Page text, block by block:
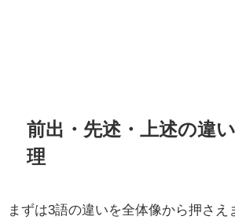
前出・先述・上述の違
理
まずは3語の違いを全体像から押さえ